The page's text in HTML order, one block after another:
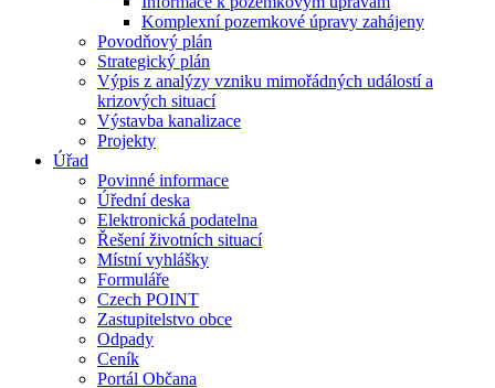
Komplexní pozemkové úpravy zahájeny
Povodňový plán
Strategický plán
Výpis z analýzy vzniku mimořádných událostí a
krizových situací
Výstavba kanalizace
Projekty
Úřad
Povinné informace
Úřední deska
Elektronická podatelna
Řešení životních situací
Místní vyhlášky
Formuláře
Czech POINT
Zastupitelstvo obce
Odpady
Ceník
Portál Občana